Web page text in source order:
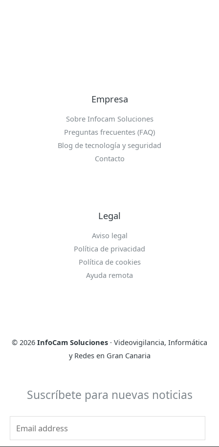
Empresa
Sobre Infocam Soluciones
Preguntas frecuentes (FAQ)
Blog de tecnología y seguridad
Contacto
Legal
Aviso legal
Política de privacidad
Política de cookies
Ayuda remota
© 2026 InfoCam Soluciones · Videovigilancia, Informática
y Redes en Gran Canaria
Suscríbete para nuevas noticias